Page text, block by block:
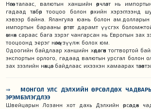
Нөгөө талаас, валютын ханшийн өөрчлөлт нь
гадаад төлбөр тооцоо болон өрхийн хэрэглээнд
хэвээр байна. Ялангуяа юань болон ам.долларын
импортын барааны өртөгт дарамт үүсгэх
өмнөх сараас бага зэрэг чангарсан нь Европын зах
тооцоонд эерэг нөлөө үзүүлж болох юм.
Одоогийн байдлаар ханшийн хөдөлгөөн тогтвортой
экспортын орлого, гадаад валютын урсгал болон
зах зээлийн нөхцөл байдлаас ихээхэн хамаарах
⇒
МОНГОЛ УЛС ДЭЛХИЙН ӨРСӨЛДӨХ
ЭРЭМБЭЛЭГДЛЭЭ
Швейцарын Лозанн хот дахь Дэлхийн өрсөлдөх